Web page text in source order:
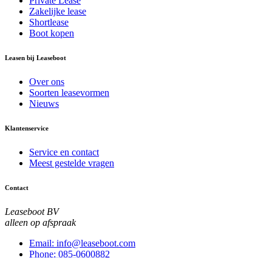
Zakelijke lease
Shortlease
Boot kopen
Leasen bij Leaseboot
Over ons
Soorten leasevormen
Nieuws
Klantenservice
Service en contact
Meest gestelde vragen
Contact
Leaseboot BV
alleen op afspraak
Email: info@leaseboot.com
Phone: 085-0600882